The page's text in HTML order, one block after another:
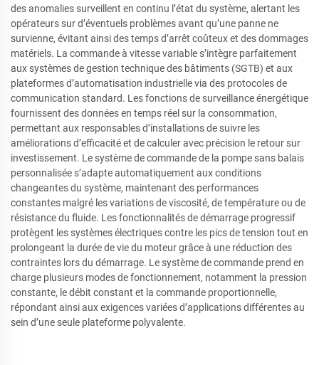
des anomalies surveillent en continu l’état du système, alertant les
opérateurs sur d’éventuels problèmes avant qu’une panne ne
survienne, évitant ainsi des temps d’arrêt coûteux et des dommages
matériels. La commande à vitesse variable s’intègre parfaitement
aux systèmes de gestion technique des bâtiments (SGTB) et aux
plateformes d’automatisation industrielle via des protocoles de
communication standard. Les fonctions de surveillance énergétique
fournissent des données en temps réel sur la consommation,
permettant aux responsables d’installations de suivre les
améliorations d’efficacité et de calculer avec précision le retour sur
investissement. Le système de commande de la pompe sans balais
personnalisée s’adapte automatiquement aux conditions
changeantes du système, maintenant des performances
constantes malgré les variations de viscosité, de température ou de
résistance du fluide. Les fonctionnalités de démarrage progressif
protègent les systèmes électriques contre les pics de tension tout en
prolongeant la durée de vie du moteur grâce à une réduction des
contraintes lors du démarrage. Le système de commande prend en
charge plusieurs modes de fonctionnement, notamment la pression
constante, le débit constant et la commande proportionnelle,
répondant ainsi aux exigences variées d’applications différentes au
sein d’une seule plateforme polyvalente.